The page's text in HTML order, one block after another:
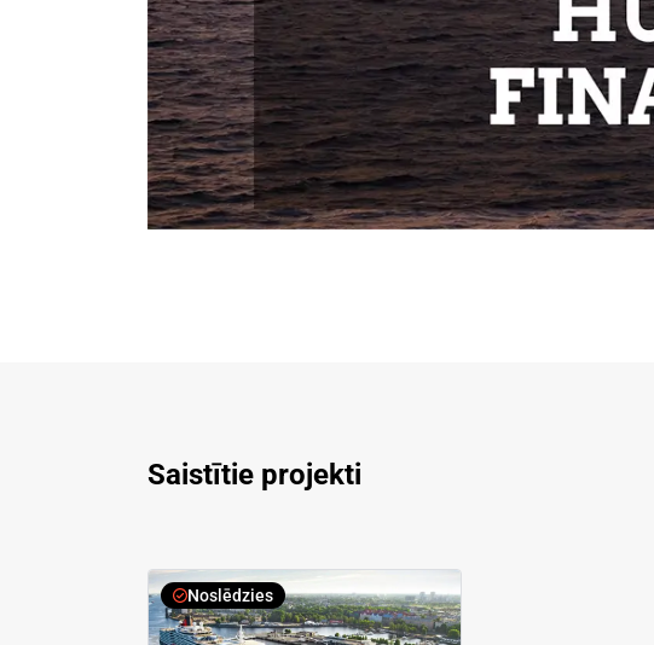
Saistītie projekti
Noslēdzies